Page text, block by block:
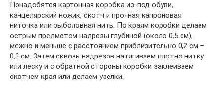
Понадобятся картонная коробка из-под обуви,
канцелярский ножик, скотч и прочная капроновая
ниточка или рыболовная нить. По краям коробки делаем
острым предметом надрезы глубиной (около 0,5 см),
можно и меньше с расстоянием приблизительно 0,2 см –
0,3 см. Затем сквозь надрезов натягиваем плотно нитку
или леску и с обратной стороны коробки заклеиваем
скотчем края или делаем узелки.